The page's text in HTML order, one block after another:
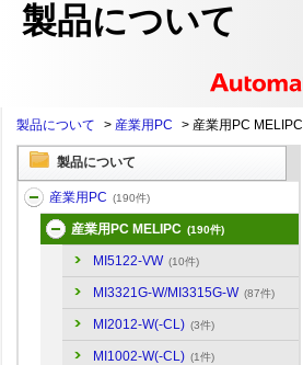
製品について
製品について > 産業用PC > 産業用PC MELIPC
製品について
産業用PC (190件)
産業用PC MELIPC (190件)
MI5122-VW (10件)
MI3321G-W/MI3315G-W (87件)
MI2012-W(-CL) (3件)
MI1002-W(-CL) (1件)